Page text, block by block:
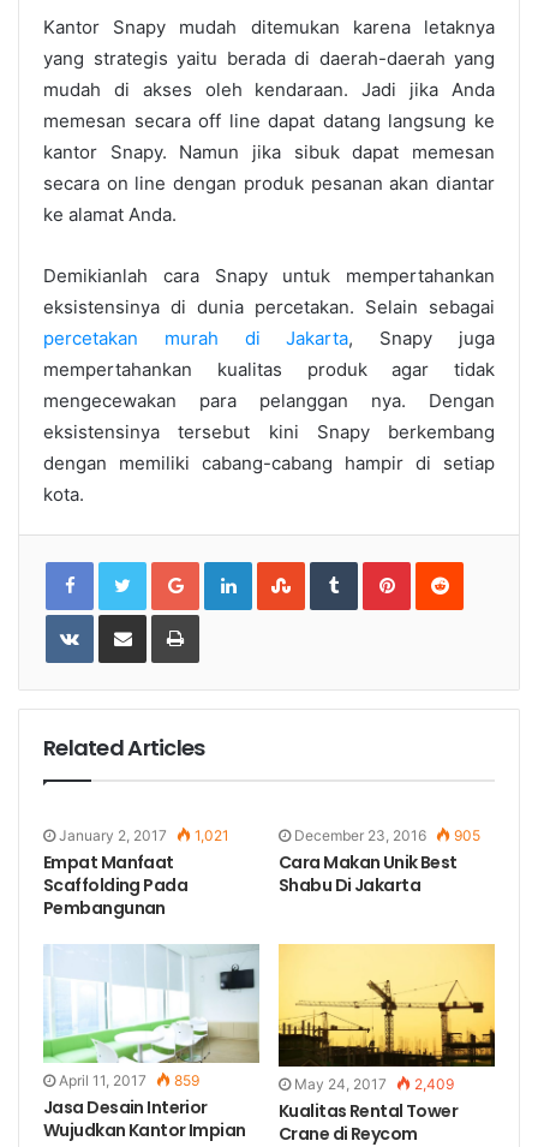
Kantor Snapy mudah ditemukan karena letaknya
yang strategis yaitu berada di daerah-daerah yang
mudah di akses oleh kendaraan. Jadi jika Anda
memesan secara off line dapat datang langsung ke
kantor Snapy. Namun jika sibuk dapat memesan
secara on line dengan produk pesanan akan diantar
ke alamat Anda.
Demikianlah cara Snapy untuk mempertahankan
eksistensinya di dunia percetakan. Selain sebagai
percetakan murah di Jakarta, Snapy juga
mempertahankan kualitas produk agar tidak
mengecewakan para pelanggan nya. Dengan
eksistensinya tersebut kini Snapy berkembang
dengan memiliki cabang-cabang hampir di setiap
kota.
Google+LinkedInStumbleUpon
TumblrPinterestReddit
VKontakteShare
Email
Print
Related Articles
January 2, 2017 1,021
Empat Manfaat
Scaffolding Pada
Pembangunan
December 23, 2016 905
Cara Makan Unik Best
Shabu Di Jakarta
April 11, 2017 859
Jasa Desain Interior
Wujudkan Kantor Impian
May 24, 2017 2,409
Kualitas Rental Tower
Crane di Reycom